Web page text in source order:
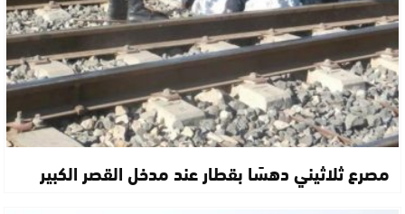
مصرع ثلاثيني دهسًا بقطار عند مدخل القصر الكبير